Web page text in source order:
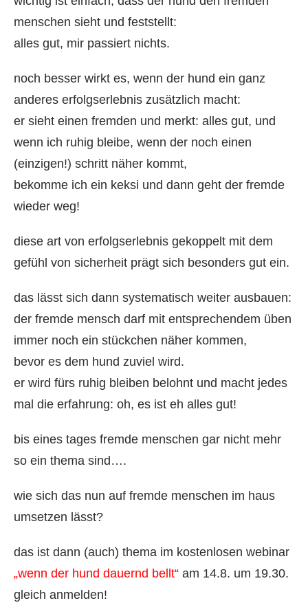
menschen sieht und feststellt:
alles gut, mir passiert nichts.
noch besser wirkt es, wenn der hund ein ganz
anderes erfolgserlebnis zusätzlich macht:
er sieht einen fremden und merkt: alles gut, und
wenn ich ruhig bleibe, wenn der noch einen
(einzigen!) schritt näher kommt,
bekomme ich ein keksi und dann geht der fremde
wieder weg!
diese art von erfolgserlebnis gekoppelt mit dem
gefühl von sicherheit prägt sich besonders gut ein.
das lässt sich dann systematisch weiter ausbauen:
der fremde mensch darf mit entsprechendem üben
immer noch ein stückchen näher kommen,
bevor es dem hund zuviel wird.
er wird fürs ruhig bleiben belohnt und macht jedes
mal die erfahrung: oh, es ist eh alles gut!
bis eines tages fremde menschen gar nicht mehr
so ein thema sind….
wie sich das nun auf fremde menschen im haus
umsetzen lässt?
das ist dann (auch) thema im kostenlosen webinar
„wenn der hund dauernd bellt“ am 14.8. um 19.30.
gleich anmelden!